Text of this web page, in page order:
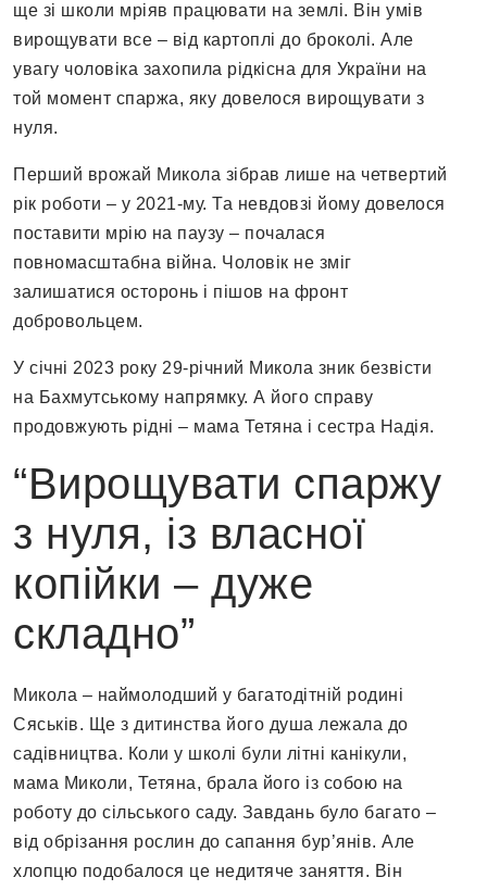
ще зі школи мріяв працювати на землі. Він умів
вирощувати все – від картоплі до броколі. Але
увагу чоловіка захопила рідкісна для України на
той момент спаржа, яку довелося вирощувати з
нуля.
Перший врожай Микола зібрав лише на четвертий
рік роботи – у 2021-му. Та невдовзі йому довелося
поставити мрію на паузу – почалася
повномасштабна війна. Чоловік не зміг
залишатися осторонь і пішов на фронт
добровольцем.
У січні 2023 року 29-річний Микола зник безвісти
на Бахмутському напрямку. А його справу
продовжують рідні – мама Тетяна і сестра Надія.
“Вирощувати спаржу
з нуля, із власної
копійки – дуже
складно”
Микола – наймолодший у багатодітній родині
Сяськів. Ще з дитинства його душа лежала до
садівництва. Коли у школі були літні канікули,
мама Миколи, Тетяна, брала його із собою на
роботу до сільського саду. Завдань було багато –
від обрізання рослин до сапання бур’янів. Але
хлопцю подобалося це недитяче заняття. Він